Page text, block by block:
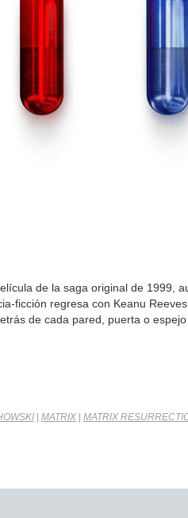
de la saga original de 1999,
ficción regresa con Keanu
de cada pared, puerta o espejo
MATRIX MATRIX